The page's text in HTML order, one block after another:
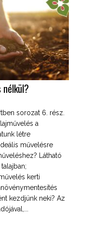
nélkül?
sorozat 6. rész.
a
létre
művelésre
Látható
kerti
kezdjünk neki? Az